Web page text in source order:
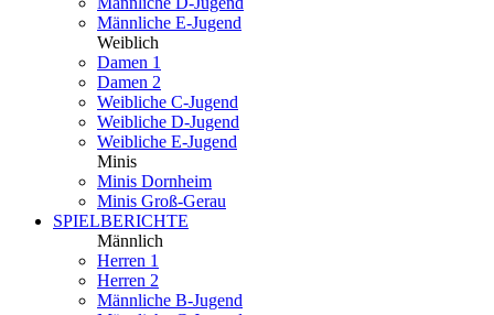
Männliche E-Jugend
Weiblich
Damen 1
Damen 2
Weibliche C-Jugend
Weibliche D-Jugend
Weibliche E-Jugend
Minis
Minis Dornheim
Minis Groß-Gerau
SPIELBERICHTE
Männlich
Herren 1
Herren 2
Männliche B-Jugend